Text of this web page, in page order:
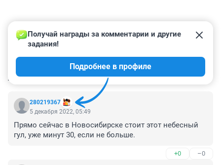
КОММЕНТАРИИ 82
280219367
Получай награды за комментарии и другие
задания!
Подробнее в профиле
5 декабря 2022, 05:49
Прямо сейчас в Новосибирске стоит этот небесный
гул, уже минут 30, если не больше.
+0 –0